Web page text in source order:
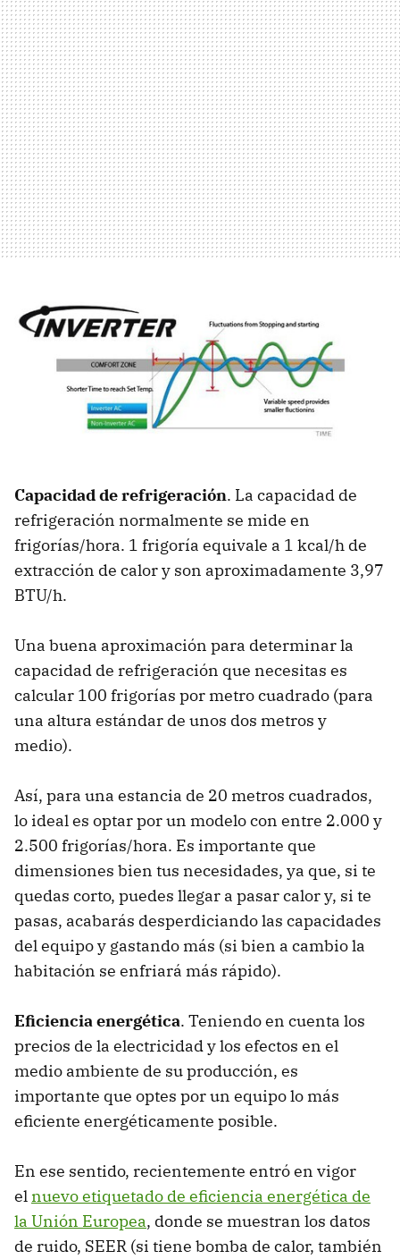
Capacidad de refrigeración. La capacidad de
refrigeración normalmente se mide en
frigorías/hora. 1 frigoría equivale a 1 kcal/h de
extracción de calor y son aproximadamente 3,97
BTU/h.
Una buena aproximación para determinar la
capacidad de refrigeración que necesitas es
calcular 100 frigorías por metro cuadrado (para
una altura estándar de unos dos metros y
medio).
Así, para una estancia de 20 metros cuadrados,
lo ideal es optar por un modelo con entre 2.000 y
2.500 frigorías/hora. Es importante que
dimensiones bien tus necesidades, ya que, si te
quedas corto, puedes llegar a pasar calor y, si te
pasas, acabarás desperdiciando las capacidades
del equipo y gastando más (si bien a cambio la
habitación se enfriará más rápido).
Eficiencia energética. Teniendo en cuenta los
precios de la electricidad y los efectos en el
medio ambiente de su producción, es
importante que optes por un equipo lo más
eficiente energéticamente posible.
En ese sentido, recientemente entró en vigor
elnuevo etiquetado de eficiencia energética de
la Unión Europea, donde se muestran los datos
de ruido, SEER (si tiene bomba de calor, también